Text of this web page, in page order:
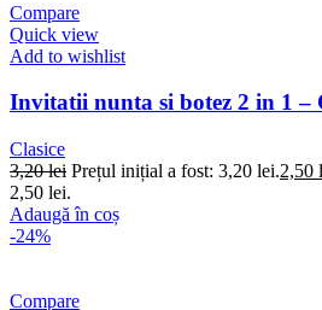
Compare
Quick view
Add to wishlist
Invitatii nunta si botez 2 in 1 –
Clasice
3,20lei Prețul inițial a fost: 3,20 lei.2,50
2,50 lei.
Adaugă în coș
-24%
Compare